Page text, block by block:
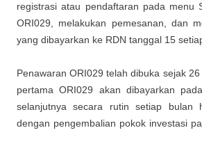
registrasi atau pendaftaran pada menu
ORI029, melakukan pemesanan, dan
yang dibayarkan ke RDN tanggal 15
Penawaran ORI029 telah dibuka sejak
pertama ORI029 akan dibayarkan
selanjutnya secara rutin setiap bulan
dengan pengembalian pokok investasi